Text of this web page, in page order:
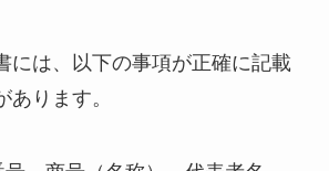
には、以下の事項が正確に記載
あります。